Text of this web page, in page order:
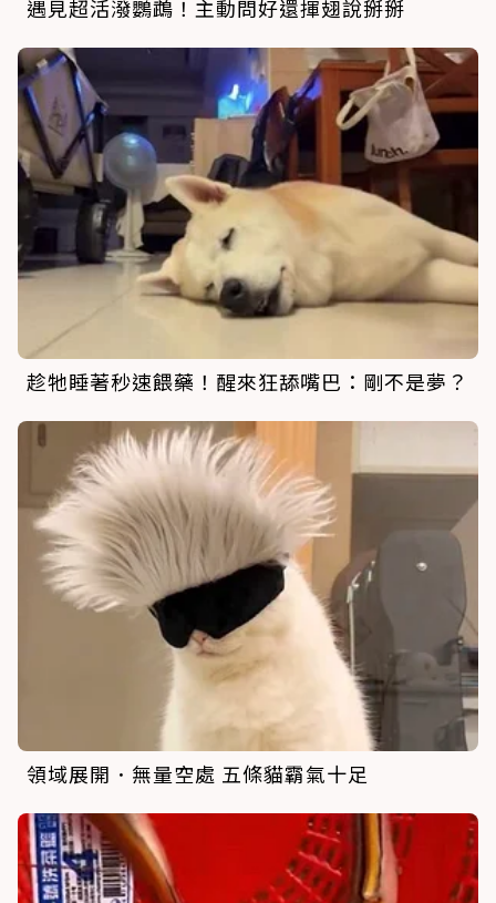
遇見超活潑鸚鵡！主動問好還揮翅說掰掰
趁牠睡著秒速餵藥！醒來狂舔嘴巴：剛不是夢？
領域展開．無量空處 五條貓霸氣十足